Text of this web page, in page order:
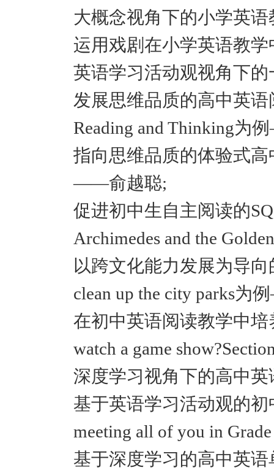
大概念视角下的小学英
运用戏剧在小学英语教
英语学习活动观视角下
发展思维品质的高中英
Reading and Thinking为
指向思维品质的体验式
——俞越聪;
促进初中生自主阅读的
Archimedes and the
以跨文化能力发展为导
clean up the city parks为
在初中英语阅读教学中
watch a game
深度学习视角下的高中
基于英语学习活动观的
meeting all of you in
基于深度学习的高中英